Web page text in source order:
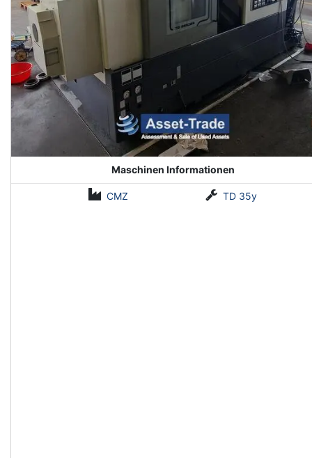
Maschinen Informationen
CMZ TD 35y